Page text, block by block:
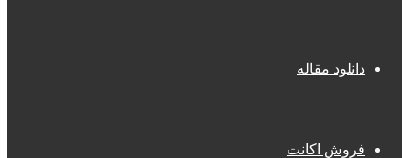
دانلود مقاله
فروش اکانت